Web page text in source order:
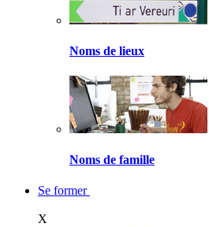
Noms de lieux
Noms de famille
Se former
X